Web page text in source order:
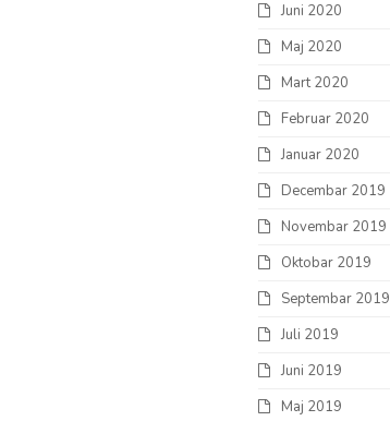
Juni 2020
Maj 2020
Mart 2020
Februar 2020
Januar 2020
Decembar 2019
Novembar 2019
Oktobar 2019
Septembar 2019
Juli 2019
Juni 2019
Maj 2019